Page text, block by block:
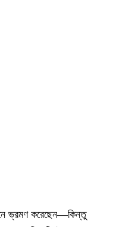
ভ্রমণ করেছেন—কিন্তু